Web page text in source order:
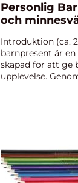
Personlig
och
Introduktion (ca.
barnpresent är
skapad för att ge
upplevelse.